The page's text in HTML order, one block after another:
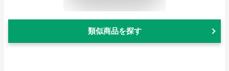
類似商品を探す